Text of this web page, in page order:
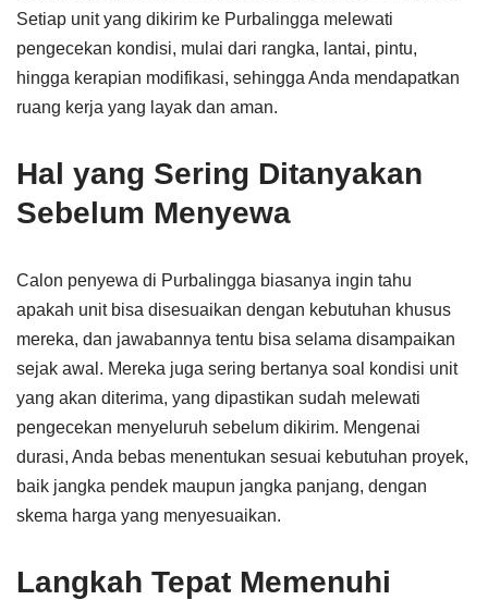
Setiap unit yang dikirim ke Purbalingga melewati
pengecekan kondisi, mulai dari rangka, lantai, pintu,
hingga kerapian modifikasi, sehingga Anda mendapatkan
ruang kerja yang layak dan aman.
Hal yang Sering Ditanyakan
Sebelum Menyewa
Calon penyewa di Purbalingga biasanya ingin tahu
apakah unit bisa disesuaikan dengan kebutuhan khusus
mereka, dan jawabannya tentu bisa selama disampaikan
sejak awal. Mereka juga sering bertanya soal kondisi unit
yang akan diterima, yang dipastikan sudah melewati
pengecekan menyeluruh sebelum dikirim. Mengenai
durasi, Anda bebas menentukan sesuai kebutuhan proyek,
baik jangka pendek maupun jangka panjang, dengan
skema harga yang menyesuaikan.
Langkah Tepat Memenuhi